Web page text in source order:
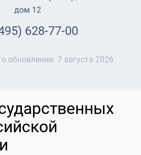
дом 12
628-77-00
обновления: 7 августа 2026